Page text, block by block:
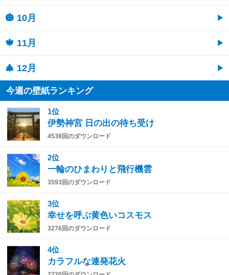
🎃 10月
🍁 11月
🎄 12月
今週の壁紙ランキング
1位
伊勢神宮 日の出の待ち受け
4538回のダウンロード
2位
一輪のひまわりと飛行機雲
3593回のダウンロード
3位
幸せを呼ぶ黄色いコスモス
3276回のダウンロード
4位
カラフルな連発花火